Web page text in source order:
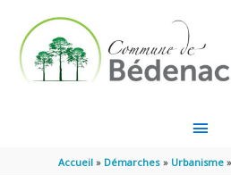
MENU
Accueil Démarches Urbanisme